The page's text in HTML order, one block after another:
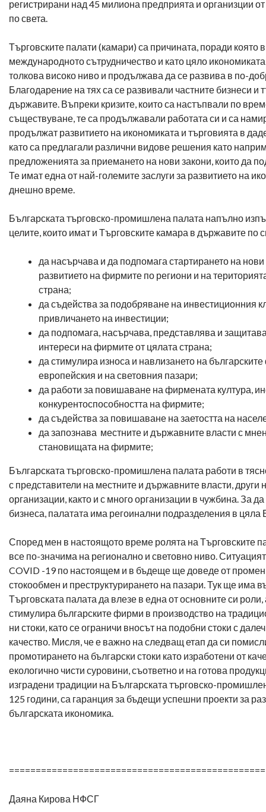
регистрирани над 45 милиона предприята и организции
по света.
Търговските палати (камари) са причината, поради която
международното сътрудничество и като цяло
толкова високо ниво и продължава да се развива в по-
Благодарение на тях са се развивали частните бизнеси и
държавите. Въпреки кризите, които са настъпвали по
съществуване, те са продължавали работата си и са
продължат развитието на икономиката и търговията в
като са предлагали различни видове решения като
предложенията за приемането на нови закони, които да
Те имат една от най-големите заслуги за развитието на
днешно време.
Българската търговско-промишлена палата напълно
целите, които имат и Търговските камара в държавите по
да насърчава и да подпомага стартирането на
развитието на фирмите по региони и на
страна;
да съдейства за подобряване на инвестиционния
привличането на инвестиции;
да подпомага, насърчава, представлява и
интереси на фирмите от цялата страна;
да стимулира износа и навлизането на
европейския и на световния пазари;
да работи за повишаване на фирмената култура,
конкурентоспособността на фирмите;
да съдейства за повишаване на заетостта на
да запознава местните и държавните власти с
становищата на фирмите;
Българската търговско-промишлена палата работи в
с представители на местните и държавните власти, други
организации, както и с много организации в чужбина. За
бизнеса, палатата има регоинални подразделения в цяла
Според мен в настоящото време ролята на Търговските
все по-значима на регионално и световно ниво.
COVID -19 по настоящем и в бъдеще ще доведе от
стокообмен и преструктурирането на пазари. Тук ще има
Търговската палата да влезе в една от основните си
стимулира българските фирми в производство на
ни стоки, като се ограничи вносът на подобни стоки с
качество. Мисля, че е важно на следващ етап да си
промотирането на български стоки като изработени от
екологично чисти суровини, съответно и на готова
изградени традиции на Българската търговско-
125 години, са гаранция за бъдещи успешни проекти за
българската икономика.
Даяна Кирова НФСГ